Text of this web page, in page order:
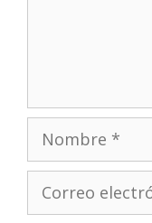
Nombre
Correo
electrónico